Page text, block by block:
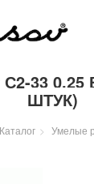
33 0,25
ШТУК)
Каталог Умелые